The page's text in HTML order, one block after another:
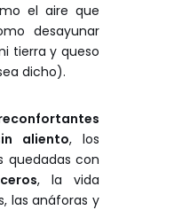
el aire que
desayunar
tierra y queso
dicho).
aliento, los
quedadas con
, la vida
las anáforas y